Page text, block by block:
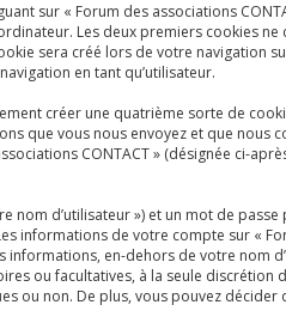
sur « Forum des associations
Les deux premiers cookies
sera créé lors de votre navigation
en tant qu’utilisateur.
créer une quatrième sorte de
que vous nous envoyez et que
CONTACT » (désignée ci-
d’utilisateur ») et un mot de
informations de votre compte sur «
en-dehors de votre nom
ou facultatives, à la seule discrétion
non. De plus, vous pouvez